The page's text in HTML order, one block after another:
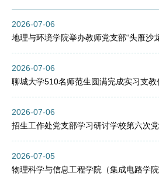
2026-07-06
地理与环境学院举办教师党支部“头雁沙
2026-07-06
聊城大学510名师范生圆满完成实习支
2026-07-06
招生工作处党支部学习研讨学校第六次
2026-07-05
物理科学与信息工程学院（集成电路学